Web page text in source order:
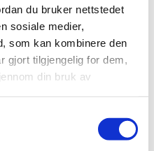
du bruker nettstedet
sosiale medier,
som kan kombinere den
gjort tilgjengelig for dem,
din bruk av
med samme garnityr.